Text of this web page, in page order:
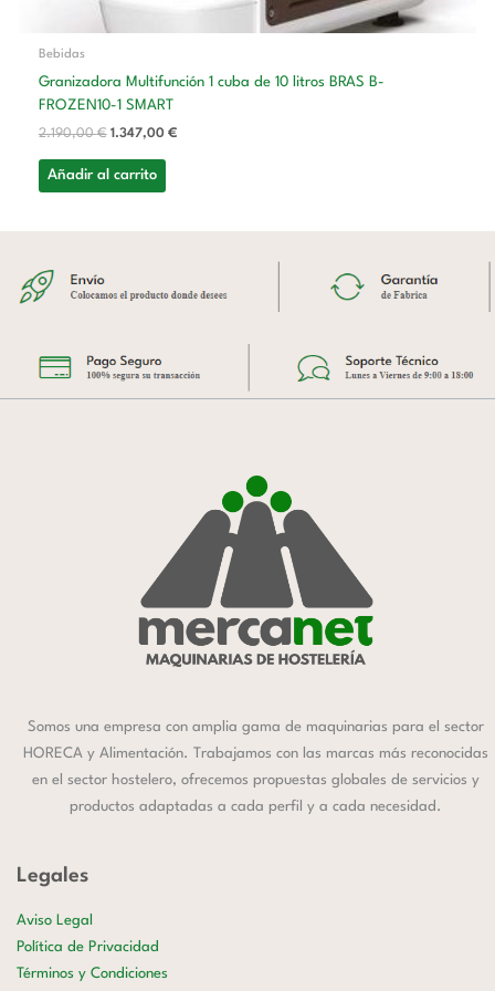
Bebidas
Granizadora Multifunción 1 cuba de 10 litros BRAS B-
FROZEN10-1 SMART
2.190,00€ 1.347,00 €
Añadir al carrito
Somos una empresa con amplia gama de maquinarias para el sector
HORECA y Alimentación. Trabajamos con las marcas más reconocidas
en el sector hostelero, ofrecemos propuestas globales de servicios y
productos adaptadas a cada perfil y a cada necesidad.
Legales
Aviso Legal
Política de Privacidad
Términos y Condiciones